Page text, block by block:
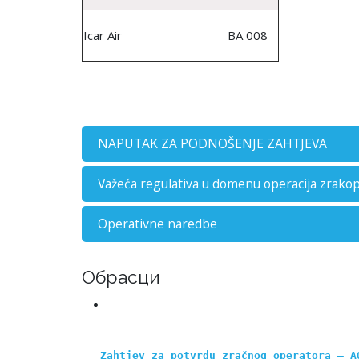
Icar Air BA 008
NAPUTAK ZA PODNOŠENJE ZAHTJEVA
Važeća regulativa u domenu operacija
Operativne naredbe
Обрасци
Zahtjev za potvrdu zračnog operatora –